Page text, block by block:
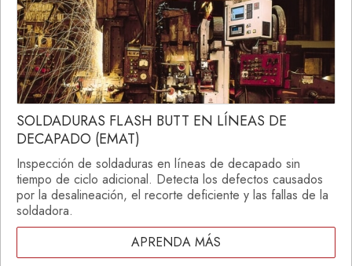
SOLDADURAS FLASH BUTT EN LÍNEAS DE
DECAPADO (EMAT)
Inspección de soldaduras en líneas de decapado sin
tiempo de ciclo adicional. Detecta los defectos causados
por la desalineación, el recorte deficiente y las fallas de la
soldadora.
APRENDA MÁS